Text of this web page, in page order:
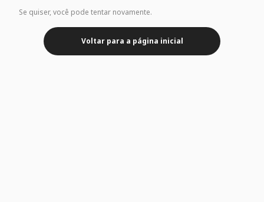
Se quiser, você pode tentar novamente.
Voltar para a página inicial